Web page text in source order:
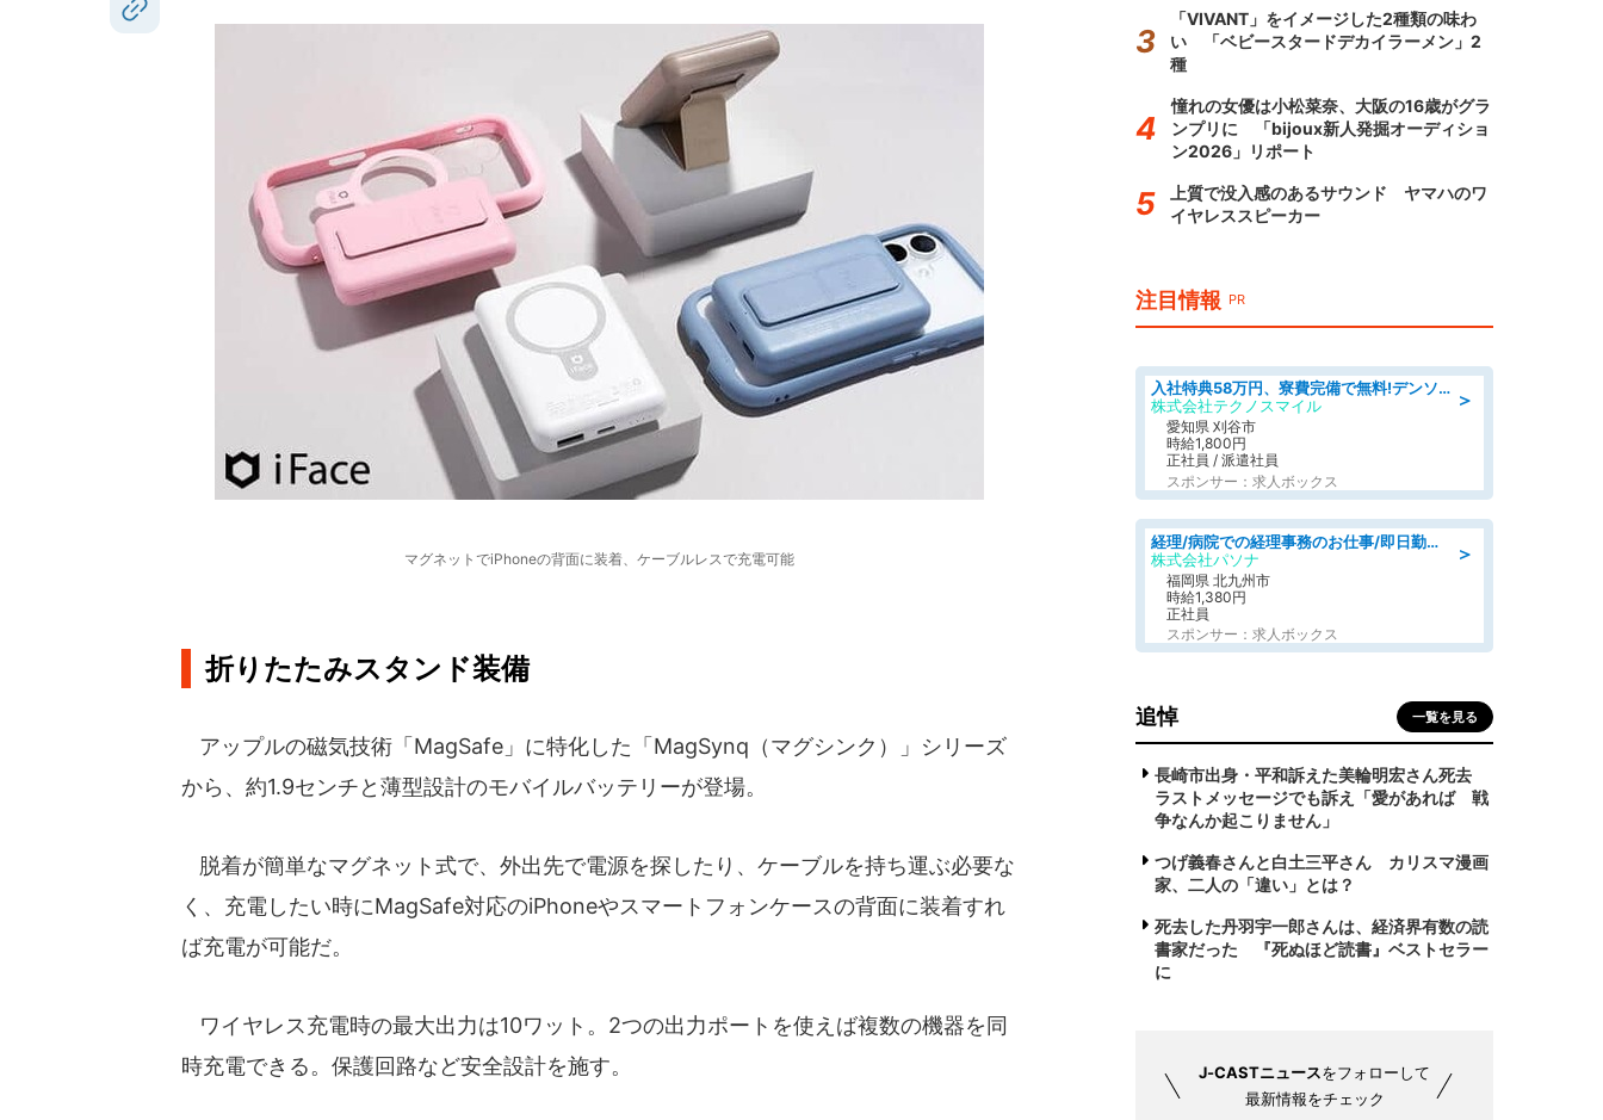
マグネットでiPhoneの背面に装着、ケーブルレスで充電可能
折りたたみスタンド装備
アップルの磁気技術「MagSafe」に特化した「MagSynq（マグシンク）」シリーズ
から、約1.9センチと薄型設計のモバイルバッテリーが登場。
脱着が簡単なマグネット式で、外出先で電源を探したり、ケーブルを持ち運ぶ必要な
く、充電したい時にMagSafe対応のiPhoneやスマートフォンケースの背面に装着すれ
ば充電が可能だ。
ワイヤレス充電時の最大出力は10ワット。2つの出力ポートを使えば複数の機器を同
時充電できる。保護回路など安全設計を施す。
「VIVANT」をイメージした2種類の味わ
い 「ベビースタードデカイラーメン」2
種
憧れの女優は小松菜奈、大阪の16歳がグラ
ンプリに 「bijoux新人発掘オーディショ
ン2026」リポート
上質で没入感のあるサウンド ヤマハのワ
イヤレススピーカー
注目情報 PR
＞
入社特典58万円、寮費完備で無料!デンソーで働こう!自動車工場で小型部品の検査業務 denso aichi
株式会社テクノスマイル
愛知県 刈谷市
時給1,800円
正社員 / 派遣社員
スポンサー：求人ボックス
＞
経理/病院での経理事務のお仕事/即日勤務可/車通勤可/経理/一般事務
株式会社パソナ
福岡県 北九州市
時給1,380円
正社員
スポンサー：求人ボックス
追悼 一覧を見る
長崎市出身・平和訴えた美輪明宏さん死去
ラストメッセージでも訴え「愛があれば 戦
争なんか起こりません」
つげ義春さんと白土三平さん カリスマ漫画
家、二人の「違い」とは？
死去した丹羽宇一郎さんは、経済界有数の読
書家だった 『死ぬほど読書』ベストセラー
に
J-CASTニュースをフォローして
最新情報をチェック